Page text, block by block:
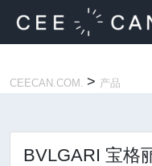
CEECAN.COM. > 产品
BVLGARI 宝格